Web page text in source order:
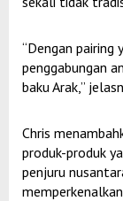
“Dengan pairing
penggabungan
baku Arak,”
Chris
produk-produk
penjuru